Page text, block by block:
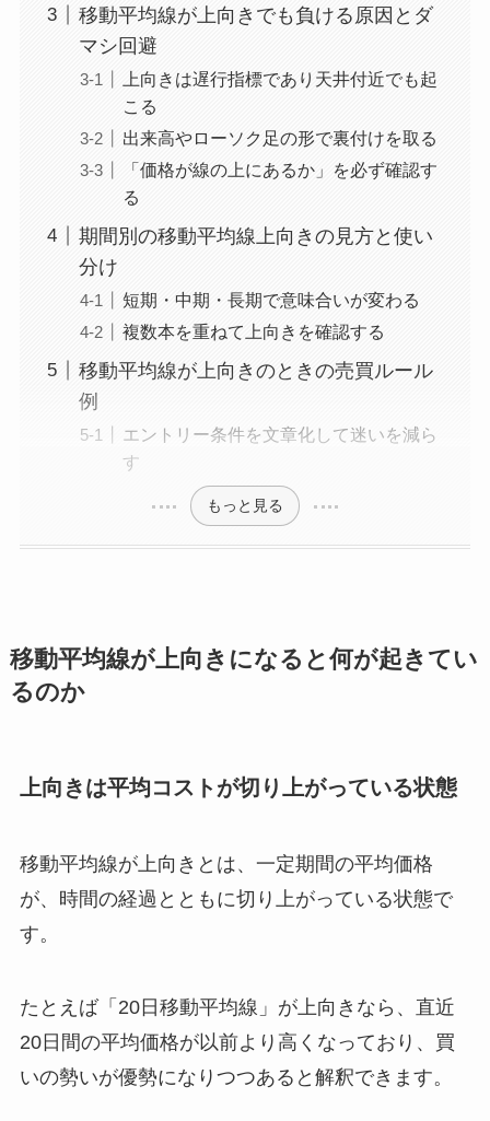
移動平均線が上向きでも負ける原因とダ
マシ回避
上向きは遅行指標であり天井付近でも起
こる
出来高やローソク足の形で裏付けを取る
「価格が線の上にあるか」を必ず確認す
る
期間別の移動平均線上向きの見方と使い
分け
短期・中期・長期で意味合いが変わる
複数本を重ねて上向きを確認する
移動平均線が上向きのときの売買ルール
例
エントリー条件を文章化して迷いを減ら
す
もっと見る
移動平均線が上向きになると何が起きてい
るのか
上向きは平均コストが切り上がっている状態
移動平均線が上向きとは、一定期間の平均価格
が、時間の経過とともに切り上がっている状態で
す。
たとえば「20日移動平均線」が上向きなら、直近
20日間の平均価格が以前より高くなっており、買
いの勢いが優勢になりつつあると解釈できます。